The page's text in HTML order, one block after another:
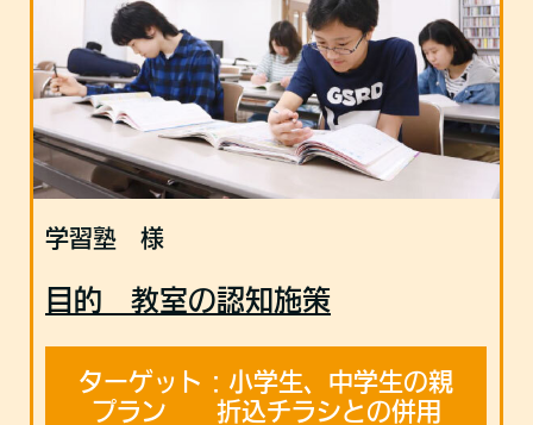
学習塾 様
目的 教室の認知施策
ターゲット：小学生、中学生の親
プラン 折込チラシとの併用